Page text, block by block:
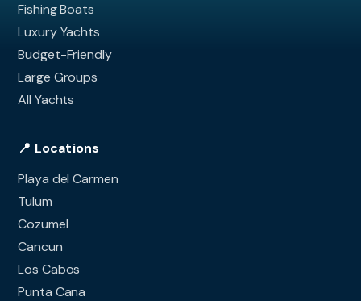
Fishing Boats
Luxury Yachts
Budget-Friendly
Large Groups
All Yachts
📍 Locations
Playa del Carmen
Tulum
Cozumel
Cancun
Los Cabos
Punta Cana